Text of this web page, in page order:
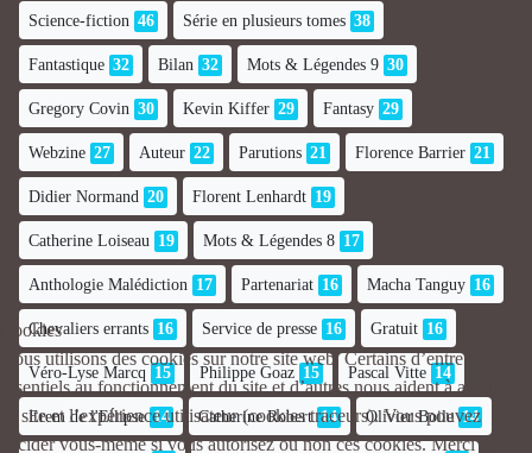
Science-fiction 46 Série en plusieurs tomes 38
Fantastique 32 Bilan 32 Mots & Légendes 9 30
Gregory Covin 30 Kevin Kiffer 29 Fantasy 29
Webzine 27 Auteur 22 Parutions 21 Florence Barrier 21
Didier Normand 20 Florent Lenhardt 19
Catherine Loiseau 19 Mots & Légendes 8 17
Anthologie Malédiction 17 Partenariat 16 Macha Tanguy 16
Chevaliers errants 16 Service de presse 16 Gratuit 16
Véro-Lyse Marcq 15 Philippe Goaz 15 Pascal Vitte 14
Erem de l'Ellipse 14 Catherine Robert 14 Olivier Boile 14
Cookies
Nous utilisons des cookies sur notre site web. Certains d’entre eux sont
essentiels au fonctionnement du site et d’autres nous aident à améliorer
ce site et l’expérience utilisateur (cookies traceurs). Vous pouvez
décider vous-même si vous autorisez ou non ces cookies. Merci de